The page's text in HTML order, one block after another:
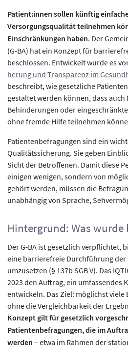
Patient:innen sollen künftig
Versorgungsqualität teilnehmen
Einschränkungen haben. Der
(G-BA) hat ein Konzept für
beschlossen. Entwickelt wurde es
herung und Transparenz im
beschreibt, wie gesetzliche
gestaltet werden können, dass auch
Behinderungen oder
ohne fremde Hilfe teilnehmen
Patientenbefragungen sind ein
Qualitätssicherung. Sie geben
Sicht der Betroffenen. Damit diese
einigen wenigen, sondern von
gehört werden, müssen die
unabhängig von Sprache,
Hintergrund: Was wurde
Der G-BA ist gesetzlich verpflichtet,
eine barrierefreie Durchführung
umzusetzen (§ 137b SGB V). Das
2023 den Auftrag, ein umfassendes
entwickeln. Das Ziel: möglichst
ohne die Vergleichbarkeit der
Konzept gilt für gesetzlich
Patientenbefragungen, die im
werden – etwa im Rahmen der